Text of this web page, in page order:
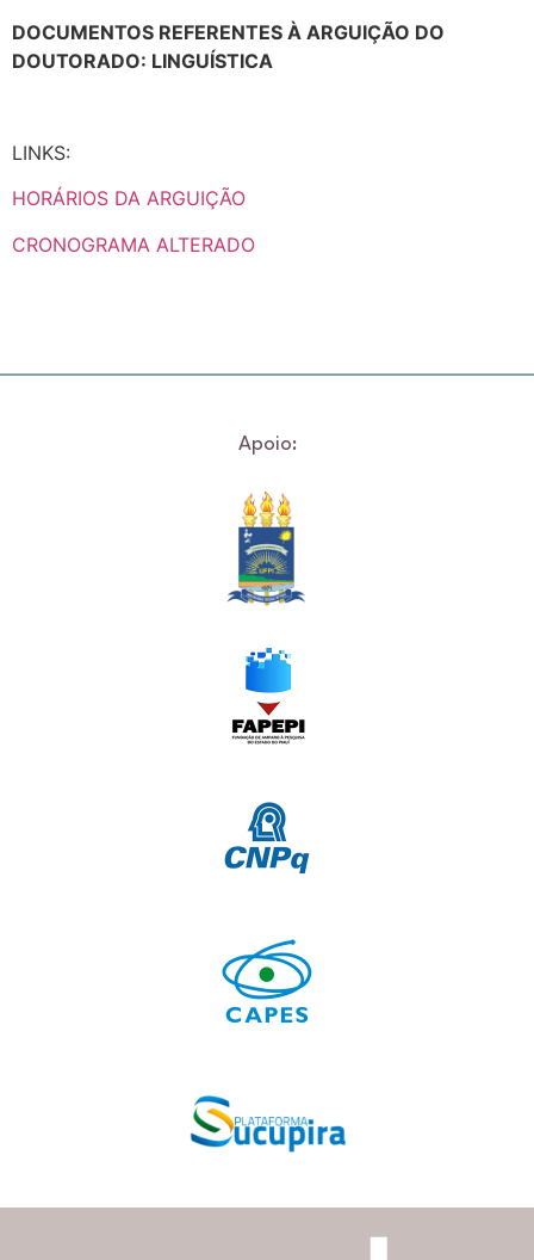
DOCUMENTOS REFERENTES À ARGUIÇÃO DO
DOUTORADO: LINGUÍSTICA
LINKS:
HORÁRIOS DA ARGUIÇÃO
CRONOGRAMA ALTERADO
Apoio: